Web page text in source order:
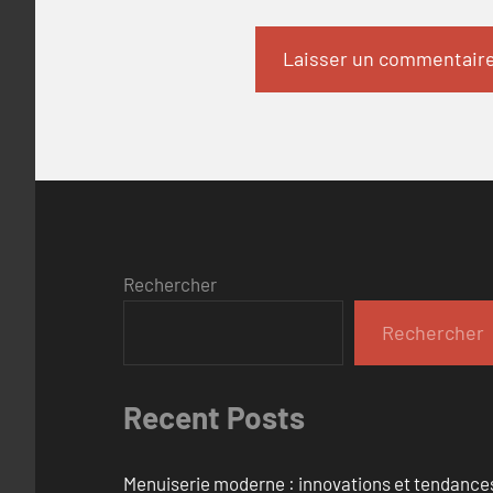
Rechercher
Rechercher
Recent Posts
Menuiserie moderne : innovations et